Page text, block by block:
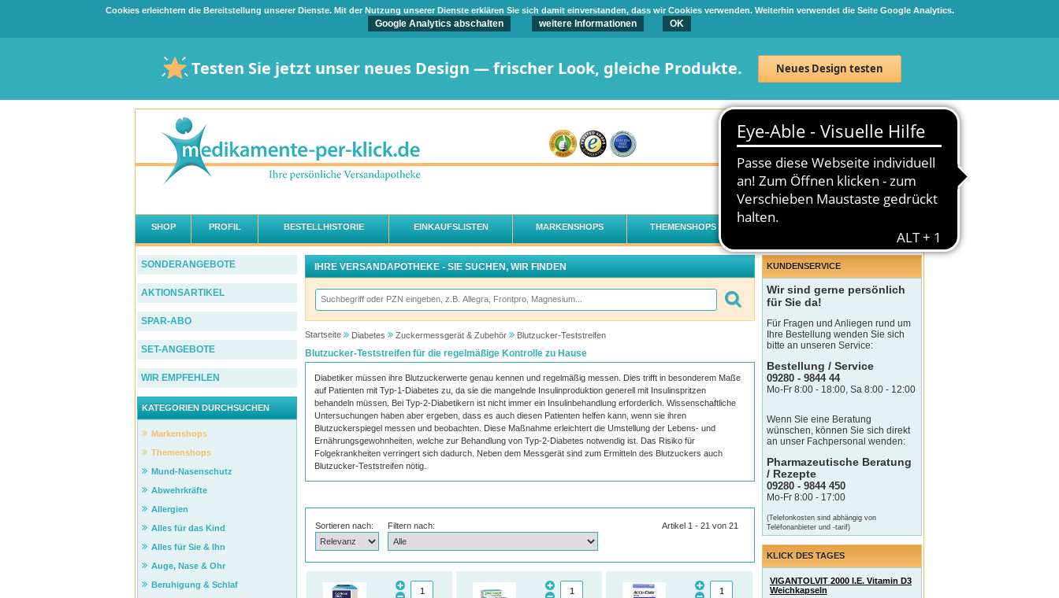
Cookies erleichtern die Bereitstellung unserer Dienste. Mit der Nutzung unserer Dienste erklären Sie sich damit einverstanden, dass wir Cookies verwenden. Weiterhin verwendet die Seite Google Analytics.
Google Analytics abschalten weitere Informationen OK
Testen Sie jetzt unser neues Design — frischer Look, gleiche Produkte. Neues Design testen
Neuanmeldung Anmelden
0 Artikel 0,00 €
SHOP PROFIL BESTELLHISTORIE EINKAUFSLISTEN MARKENSHOPS THEMENSHOPS
IHRE VERSANDAPOTHEKE - SIE SUCHEN, WIR FINDEN
Startseite Diabetes Zuckermessgerät & Zubehör Blutzucker-Teststreifen
Blutzucker-Teststreifen für die regelmäßige Kontrolle zu Hause
Diabetiker müssen ihre Blutzuckerwerte genau kennen und regelmäßig messen. Dies trifft in besonderem Maße
auf Patienten mit Typ-1-Diabetes zu, da sie die mangelnde Insulinproduktion generell mit Insulinspritzen
behandeln müssen. Bei Typ-2-Diabetikern ist nicht immer ein Insulinbehandlung erforderlich. Wissenschaftliche
Untersuchungen haben aber ergeben, dass es auch diesen Patienten helfen kann, wenn sie ihren
Blutzuckerspiegel messen und beobachten. Diese Maßnahme erleichtert die Umstellung der Lebens- und
Ernährungsgewohnheiten, welche zur Behandlung von Typ-2-Diabetes notwendig ist. Das Risiko für
Folgekrankheiten verringert sich dadurch. Neben dem Messgerät sind zum Ermitteln des Blutzuckers auch
Blutzucker-Teststreifen nötig.
Sortieren nach: Filtern nach: Artikel 1 - 21 von 21
SONDERANGEBOTE
AKTIONSARTIKEL
SPAR-ABO
SET-ANGEBOTE
WIR EMPFEHLEN
KATEGORIEN DURCHSUCHEN
Markenshops
Themenshops
Mund-Nasenschutz
Abwehrkräfte
Allergien
Alles für das Kind
Alles für Sie & Ihn
Auge, Nase & Ohr
Beruhigung & Schlaf
KUNDENSERVICE
Wir sind gerne persönlich
für Sie da!
Für Fragen und Anliegen rund um
Ihre Bestellung wenden Sie sich
bitte an unseren Service:
Bestellung / Service
09280 - 9844 44
Mo-Fr 8:00 - 18:00, Sa 8:00 - 12:00
Wenn Sie eine Beratung
wünschen, können Sie sich direkt
an unser Fachpersonal wenden:
Pharmazeutische Beratung
/ Rezepte
09280 - 9844 450
Mo-Fr 8:00 - 17:00
(Telefonkosten sind abhängig von
Telefonanbieter und -tarif)
KLICK DES TAGES
VIGANTOLVIT 2000 I.E. Vitamin D3
Weichkapseln